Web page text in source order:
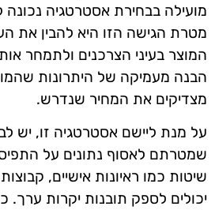
מועילה בבחירת אסטרטגיה נכונה
מטרת הגישה הזו היא להבין את
המוצר בעיני הצרכנים ולתמחר
הבנה מעמיקה של היתרונות
מצדיקים את המחיר שנדרש.
על מנת ליישם אסטרטגיה זו, יש
שמטרתם לאסוף נתונים על
שיטות כמו ראיונות אישיים,
יכולים לספק תובנות יקרות ערך.